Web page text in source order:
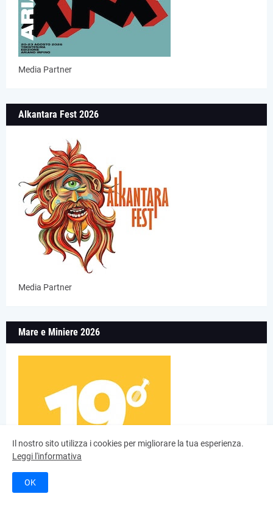
Media Partner
Alkantara Fest 2026
Media Partner
Mare e Miniere 2026
Il nostro sito utilizza i cookies per migliorare la tua esperienza.
Leggi l'informativa
OK